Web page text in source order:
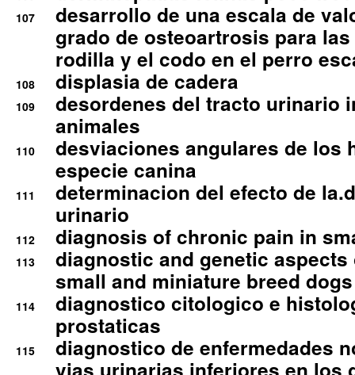
107
desarrollo de una escala de
grado de osteoartrosis para
rodilla y el codo en el perro
108 displasia de cadera
109
desordenes del tracto urinario
animales
110
desviaciones angulares de los
especie canina
111
determinacion del efecto de
urinario
112 diagnosis of chronic pain in
113
diagnostic and genetic
small and miniature breed
114
diagnostico citologico e
prostaticas
115
diagnostico de enfermedades
vias urinarias inferiores en los